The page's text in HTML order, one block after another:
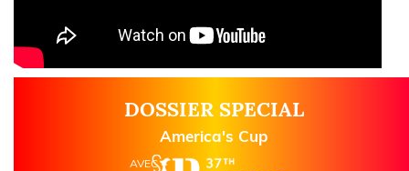
DOSSIER SPECIAL
America's Cup
AVEC